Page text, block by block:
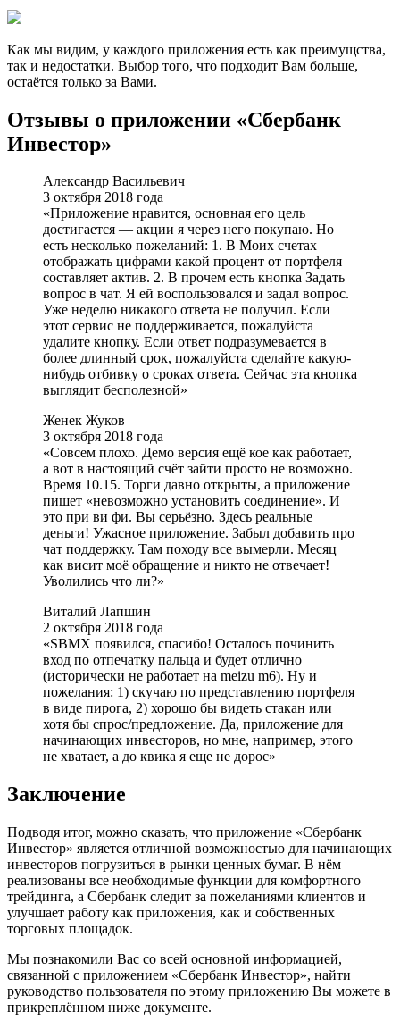
Как мы видим, у каждого приложения есть как преимущства,
так и недостатки. Выбор того, что подходит Вам больше,
остаётся только за Вами.
Отзывы о приложении «Сбербанк
Инвестор»
Александр Васильевич
3 октября 2018 года
«Приложение нравится, основная его цель
достигается — акции я через него покупаю. Но
есть несколько пожеланий: 1. В Моих счетах
отображать цифрами какой процент от портфеля
составляет актив. 2. В прочем есть кнопка Задать
вопрос в чат. Я ей воспользовался и задал вопрос.
Уже неделю никакого ответа не получил. Если
этот сервис не поддерживается, пожалуйста
удалите кнопку. Если ответ подразумевается в
более длинный срок, пожалуйста сделайте какую-
нибудь отбивку о сроках ответа. Сейчас эта кнопка
выглядит бесполезной»
Женек Жуков
3 октября 2018 года
«Совсем плохо. Демо версия ещё кое как работает,
а вот в настоящий счёт зайти просто не возможно.
Время 10.15. Торги давно открыты, а приложение
пишет «невозможно установить соединение». И
это при ви фи. Вы серьёзно. Здесь реальные
деньги! Ужасное приложение. Забыл добавить про
чат поддержку. Там походу все вымерли. Месяц
как висит моё обращение и никто не отвечает!
Уволились что ли?»
Виталий Лапшин
2 октября 2018 года
«SBMX появился, спасибо! Осталось починить
вход по отпечатку пальца и будет отлично
(исторически не работает на meizu m6). Ну и
пожелания: 1) скучаю по представлению портфеля
в виде пирога, 2) хорошо бы видеть стакан или
хотя бы спрос/предложение. Да, приложение для
начинающих инвесторов, но мне, например, этого
не хватает, а до квика я еще не дорос»
Заключение
Подводя итог, можно сказать, что приложение «Сбербанк
Инвестор» является отличной возможностью для начинающих
инвесторов погрузиться в рынки ценных бумаг. В нём
реализованы все необходимые функции для комфортного
трейдинга, а Сбербанк следит за пожеланиями клиентов и
улучшает работу как приложения, как и собственных
торговых площадок.
Мы познакомили Вас со всей основной информацией,
связанной с приложением «Сбербанк Инвестор», найти
руководство пользователя по этому приложению Вы можете в
прикреплённом ниже документе.